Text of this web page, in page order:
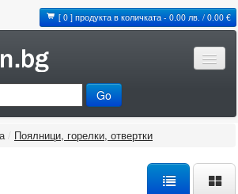
[ 0 ] продукта в количката - 0.00 лв. / 0.00 €
/ Поялници, горелки, отвертки